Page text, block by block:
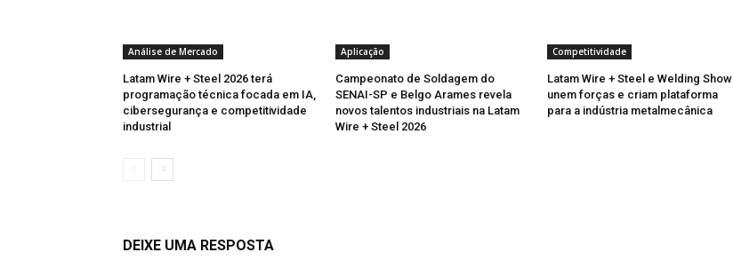
Análise de Mercado
Latam Wire + Steel 2026 terá
programação técnica focada em IA,
cibersegurança e competitividade
industrial
Aplicação
Campeonato de Soldagem do
SENAI-SP e Belgo Arames revela
novos talentos industriais na Latam
Wire + Steel 2026
Competitividade
Latam Wire + Steel e Welding Show
unem forças e criam plataforma
para a indústria metalmecânica
DEIXE UMA RESPOSTA